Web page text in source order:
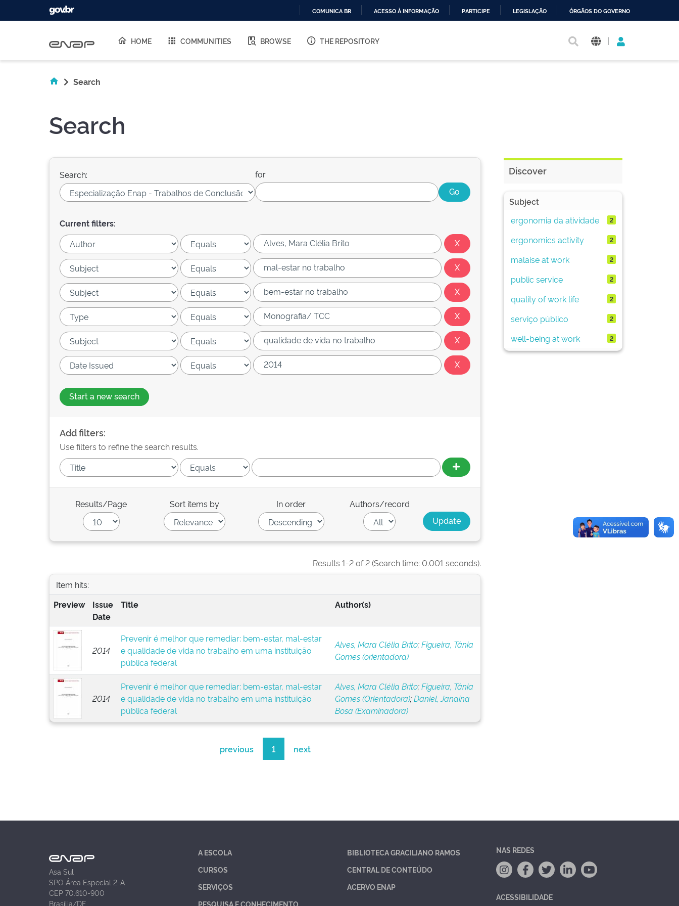
O
COMUNICA BR ACESSO À INFORMAÇÃO PARTICIPE LEGISLAÇÃO ÓRGÃOS DO GOVERNO
HOME COMMUNITIES BROWSE THE REPOSITORY |
Search
Search
Search: for
Current filters:
Start a new search
Add filters:
Use filters to refine the search results.
Results/Page Sort items by In order Authors/record
Results 1-2 of 2 (Search time: 0.001 seconds).
Item hits:
Preview
Issue
Date
Title Author(s)
2014
Prevenir é melhor que remediar: bem-estar, mal-estar
e qualidade de vida no trabalho em uma instituição
pública federal
Alves, Mara Clélia Brito;Figueira, Tânia
Gomes (orientadora)
2014
Prevenir é melhor que remediar: bem-estar, mal-estar
e qualidade de vida no trabalho em uma instituição
pública federal
Alves, Mara Clélia Brito;Figueira, Tânia
Gomes (Orientadora);Daniel, Janaína
Bosa (Examinadora)
previous 1 next
Discover
Subject
ergonomia da atividade
2
ergonomics activity 2
malaise at work 2
public service 2
quality of work life 2
serviço público 2
well-being at work 2
Asa Sul
SPO Área Especial 2-A
CEP 70.610-900
Brasília/DF
A ESCOLA
CURSOS
SERVIÇOS
PESQUISA E CONHECIMENTO
BIBLIOTECA GRACILIANO RAMOS
CENTRAL DE CONTEÚDO
ACERVO ENAP
NAS REDES
ACESSIBILIDADE